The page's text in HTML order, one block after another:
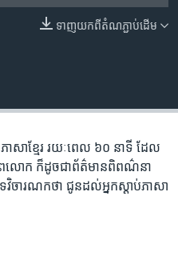
ទាញ​យក​ពី​តំណភ្ជាប់​ដើម
ភាសា​ខ្មែរ​ រយៈ​ពេល​ ៦០​ នាទី ដែល​
ព​លោក ​ក៏ដូច​ជា​ព័ត៌មាន​ពិពណ៌នា
ទ​វិចារណកថា​ ជូន​ដល់​អ្នក​ស្តាប់​ភាសា​